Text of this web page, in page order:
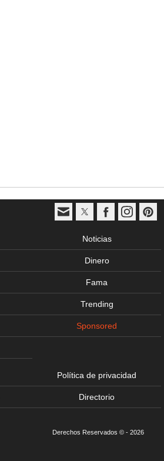
Noticias
Dinero
Fama
Trending
Sponsored
Política de privacidad
Directorio
Derechos Reservados © - 2026